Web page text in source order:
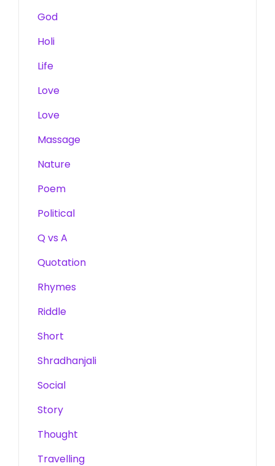
God
Holi
Life
Love
Love
Massage
Nature
Poem
Political
Q vs A
Quotation
Rhymes
Riddle
Short
Shradhanjali
Social
Story
Thought
Travelling